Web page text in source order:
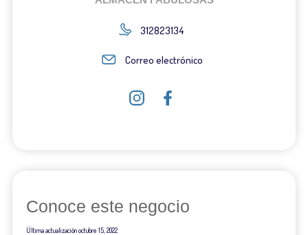
312823134
Correo electrónico
Conoce este negocio
Última actualizaciónoctubre 15, 2022